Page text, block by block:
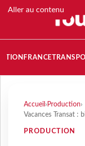
Aller au contenu
FRANCE
Accueil › Production›
Vacances Transat :
PRODUCTION